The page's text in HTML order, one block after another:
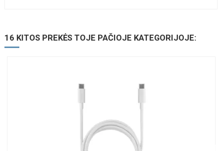
16 KITOS PREKĖS TOJE PAČIOJE KATEGORIJOJE: